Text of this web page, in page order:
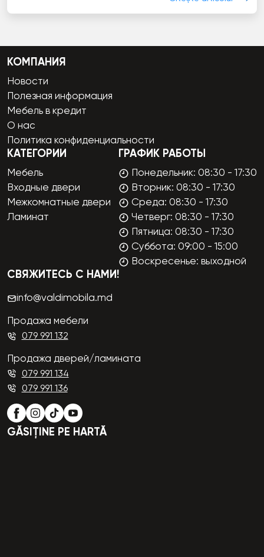
КОМПАНИЯ
Новости
Полезная информация
Мебель в кредит
О нас
Политика конфиденциальности
КАТЕГОРИИ
Мебель
Входные двери
Межкомнатные двери
Ламинат
ГРАФИК РАБОТЫ
Понедельник: 08:30 - 17:30
Вторник: 08:30 - 17:30
Среда: 08:30 - 17:30
Четверг: 08:30 - 17:30
Пятница: 08:30 - 17:30
Суббота: 09:00 - 15:00
Воскресенье: выходной
СВЯЖИТЕСЬ С НАМИ!
info@valdimobila.md
Продажа мебели
079 991 132
Продажа дверей/ламината
079 991 134
079 991 136
GĂSIȚINE PE HARTĂ